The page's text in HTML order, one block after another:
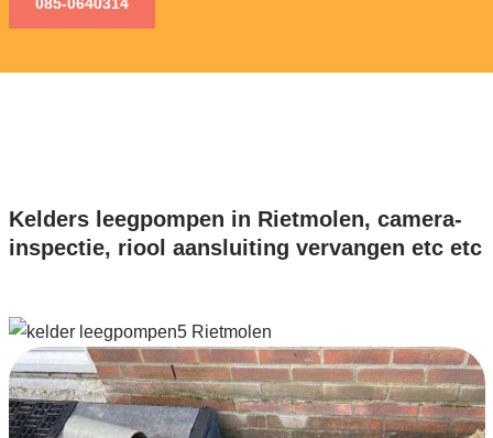
Kelders leegpompen in Rietmolen, camera-
inspectie, riool aansluiting vervangen etc etc